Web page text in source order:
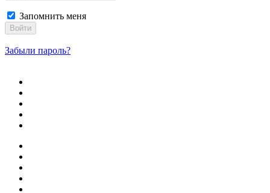
Запомнить меня
Войти
Забыли пароль?